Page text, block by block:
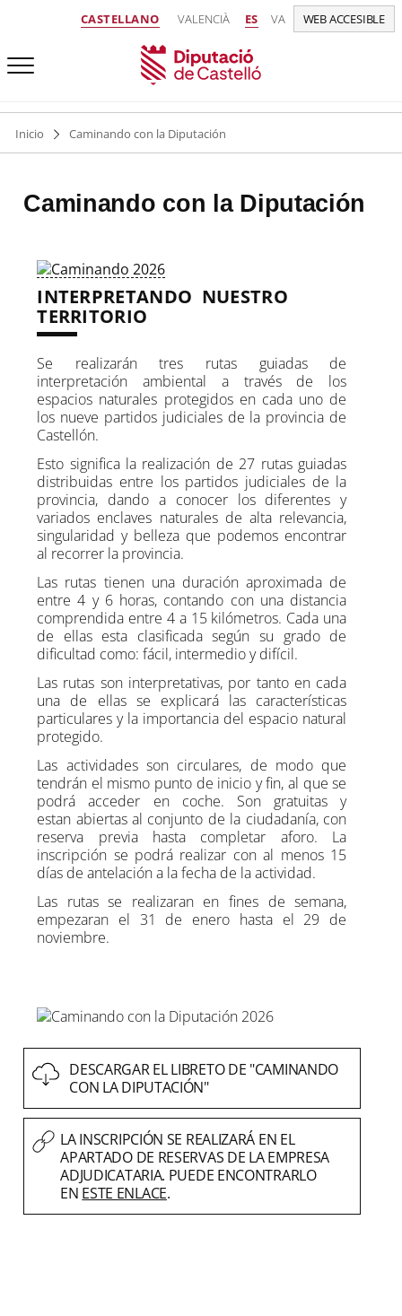
CASTELLANO VALENCIÀ ES VA WEB ACCESIBLE
Inicio Caminando con la Diputación
Caminando con la Diputación
INTERPRETANDO NUESTRO
TERRITORIO
Se realizarán tres rutas guiadas de
interpretación ambiental a través de los
espacios naturales protegidos en cada uno de
los nueve partidos judiciales de la provincia de
Castellón.
Esto significa la realización de 27 rutas guiadas
distribuidas entre los partidos judiciales de la
provincia, dando a conocer los diferentes y
variados enclaves naturales de alta relevancia,
singularidad y belleza que podemos encontrar
al recorrer la provincia.
Las rutas tienen una duración aproximada de
entre 4 y 6 horas, contando con una distancia
comprendida entre 4 a 15 kilómetros. Cada una
de ellas esta clasificada según su grado de
dificultad como: fácil, intermedio y difícil.
Las rutas son interpretativas, por tanto en cada
una de ellas se explicará las características
particulares y la importancia del espacio natural
protegido.
Las actividades son circulares, de modo que
tendrán el mismo punto de inicio y fin, al que se
podrá acceder en coche. Son gratuitas y
estan abiertas al conjunto de la ciudadanía, con
reserva previa hasta completar aforo. La
inscripción se podrá realizar con al menos 15
días de antelación a la fecha de la actividad.
Las rutas se realizaran en fines de semana,
empezaran el 31 de enero hasta el 29 de
noviembre.
DESCARGAR EL LIBRETO DE "CAMINANDO
CON LA DIPUTACIÓN"
LA INSCRIPCIÓN SE REALIZARÁ EN EL
APARTADO DE RESERVAS DE LA EMPRESA
ADJUDICATARIA. PUEDE ENCONTRARLO
EN ESTE ENLACE.